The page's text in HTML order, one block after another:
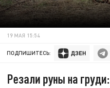
19 МАЯ 15:54
ПОДПИШИТЕСЬ:
Резали руны на